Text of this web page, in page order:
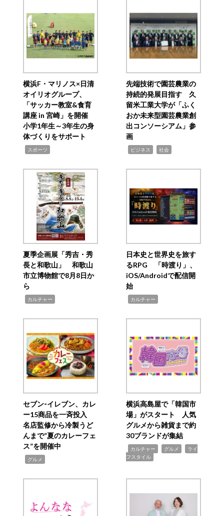
横浜F・マリノス×日清
オイリオグループ、
「サッカー教室&食育
講座 in 宮崎」を開催
小学1年生～3年生の身
体づくりをサポート
スポーツ
先端技術で園芸農業の
持続的発展目指す 久
留米工業大学が「ふく
おか未来型園芸農業創
出コンソーシアム」参
画
ビジネス 社会
夏季企画展「秀吉・秀
長と和歌山」 和歌山
市立博物館で8月8日か
ら
カルチャー
日本史と世界史を旅す
るRPG 「時渡り」、
iOS/Androidで配信開
始
カルチャー
セブン‐イレブン、カレ
ー15商品を一斉投入
名店監修から冷製うど
んまで“夏のカレーフェ
ス”を開催中
グルメ
横浜高島屋で「韓国市
場」がスタート 人気
グルメから雑貨まで約
30ブランドが集結
カルチャー グルメ
ライ
フスタイル